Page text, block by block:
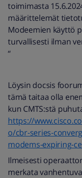
toimimasta
määrittelemät
Modeemien käyttö
turvallisesti ilman
“
Löysin docsis
tämä taitaa olla
kun CMTS:stä
https://
o/cbr-series-
modems-expiring-
Ilmeisesti
merkata